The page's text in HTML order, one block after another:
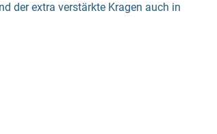
der extra verstärkte Kragen auch in